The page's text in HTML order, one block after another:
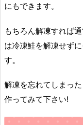
にもできます。
もちろん解凍すれば
は冷凍鮭を解凍せず
す。
解凍を忘れてしまっ
作ってみて下さい!